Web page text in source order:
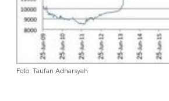
Foto: Taufan Adharsyah